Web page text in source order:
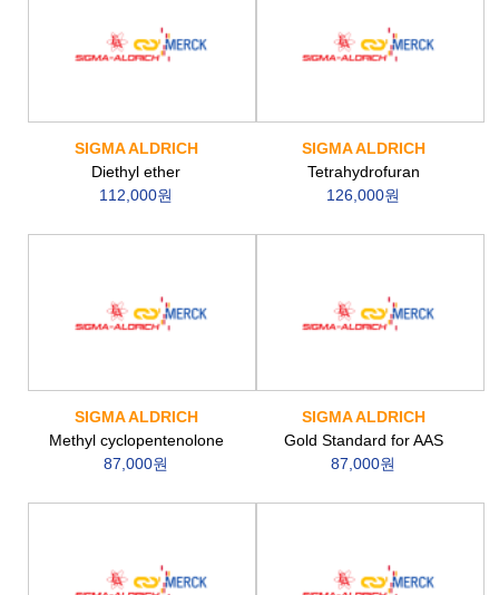
SIGMA ALDRICH
Diethyl ether
112,000원
SIGMA ALDRICH
Tetrahydrofuran
126,000원
SIGMA ALDRICH
Methyl cyclopentenolone
87,000원
SIGMA ALDRICH
Gold Standard for AAS
87,000원